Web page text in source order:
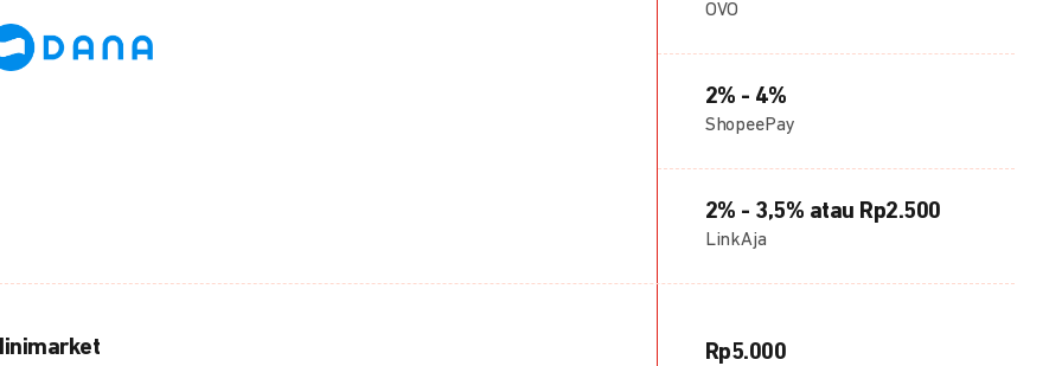
OVO
2% - 4%
ShopeePay
2% - 3,5% atau Rp2.500
LinkAja
Rp5.000